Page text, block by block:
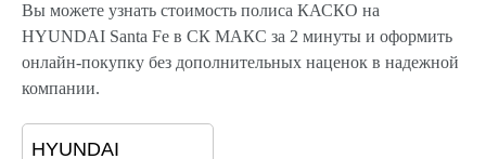
Вы можете узнать стоимость полиса КАСКО на
HYUNDAI Santa Fe в СК МАКС за 2 минуты и оформить
онлайн-покупку без дополнительных наценок в надежной
компании.